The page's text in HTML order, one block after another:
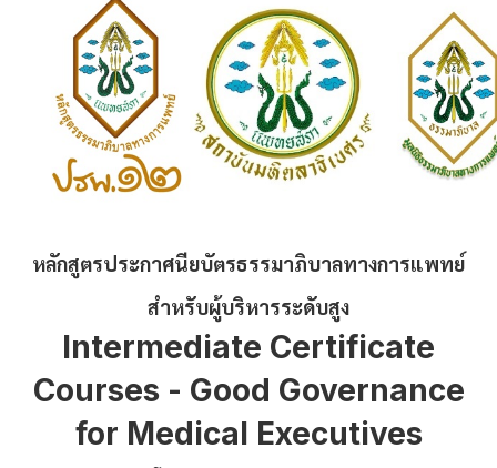
หลักสูตรประกาศนียบัตรธรรมาภิบาลทางการแพทย์
สำหรับผู้บริหารระดับสูง
Intermediate Certificate
Courses - Good Governance
for Medical Executives